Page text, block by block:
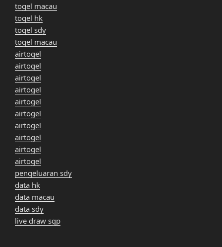
togel macau
togel hk
togel sdy
togel macau
airtogel
airtogel
airtogel
airtogel
airtogel
airtogel
airtogel
airtogel
airtogel
airtogel
pengeluaran sdy
data hk
data macau
data sdy
live draw sgp